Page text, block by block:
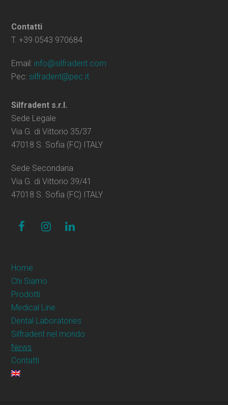
Contatti
T. +39 0543 970684
Email: info@silfradent.com
Pec: silfradent@pec.it
Silfradent s.r.l.
Sede Legale
Via G. di Vittorio 35/37
47018 S. Sofia (FC) ITALY
Sede Secondaria
Via G. di Vittorio 39/41
47018 S. Sofia (FC) ITALY
facebookinstagram
Home
Chi Siamo
Prodotti
Medical Line
Dental Laboratories
Silfradent nel mondo
News
Contatti